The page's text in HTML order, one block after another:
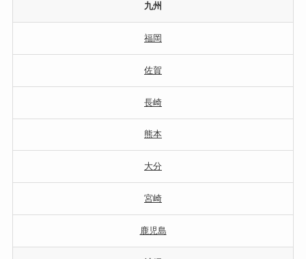
九州
福岡
佐賀
長崎
熊本
大分
宮崎
鹿児島